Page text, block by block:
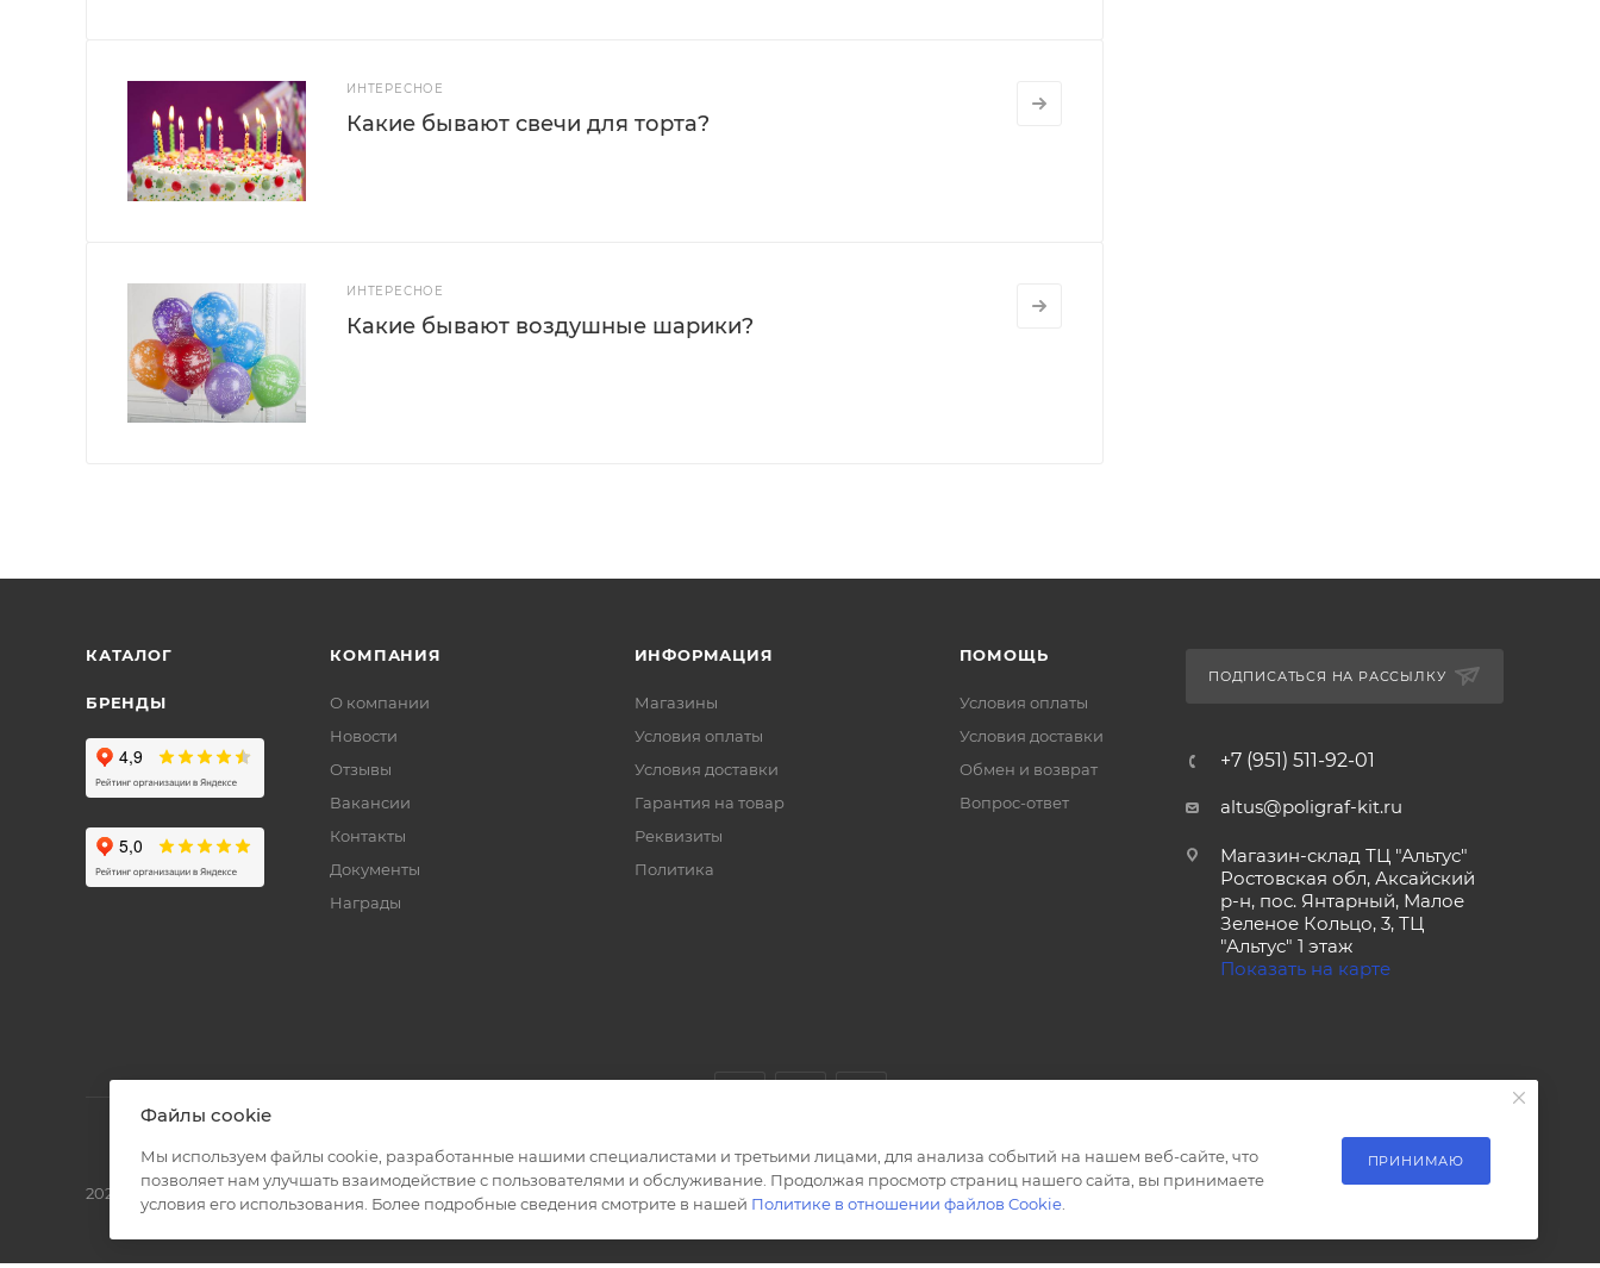
ИНТЕРЕСНОЕ
Какие бывают свечи для торта?
ИНТЕРЕСНОЕ
Какие бывают воздушные шарики?
КАТАЛОГ
БРЕНДЫ
КОМПАНИЯ
О компании
Новости
Отзывы
Вакансии
Контакты
Документы
Награды
ИНФОРМАЦИЯ
Магазины
Условия оплаты
Условия доставки
Гарантия на товар
Реквизиты
Политика
ПОМОЩЬ
Условия оплаты
Условия доставки
Обмен и возврат
Вопрос-ответ
ПОДПИСАТЬСЯ НА РАССЫЛКУ
+7 (951) 511-92-01
altus@poligraf-kit.ru
Магазин-склад ТЦ "Альтус"
Ростовская обл, Аксайский
р-н, пос. Янтарный, Малое
Зеленое Кольцо, 3, ТЦ
"Альтус" 1 этаж
Показать на карте
2026 © Полиграф кит - интернет-магазин
Файлы cookie
Мы используем файлы cookie, разработанные нашими специалистами и третьими лицами, для анализа событий на нашем веб-сайте, что
позволяет нам улучшать взаимодействие с пользователями и обслуживание. Продолжая просмотр страниц нашего сайта, вы принимаете
условия его использования. Более подробные сведения смотрите в нашей Политике в отношении файлов Cookie
ПРИНИМАЮ